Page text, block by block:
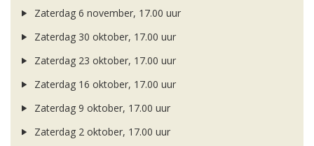
Zaterdag 6 november, 17.00 uur
Zaterdag 30 oktober, 17.00 uur
Zaterdag 23 oktober, 17.00 uur
Zaterdag 16 oktober, 17.00 uur
Zaterdag 9 oktober, 17.00 uur
Zaterdag 2 oktober, 17.00 uur